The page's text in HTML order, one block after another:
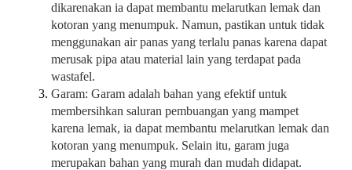
dikarenakan ia dapat membantu melarutkan lemak dan
kotoran yang menumpuk. Namun, pastikan untuk tidak
menggunakan air panas yang terlalu panas karena dapat
merusak pipa atau material lain yang terdapat pada
wastafel.
Garam: Garam adalah bahan yang efektif untuk
membersihkan saluran pembuangan yang mampet
karena lemak, ia dapat membantu melarutkan lemak dan
kotoran yang menumpuk. Selain itu, garam juga
merupakan bahan yang murah dan mudah didapat.